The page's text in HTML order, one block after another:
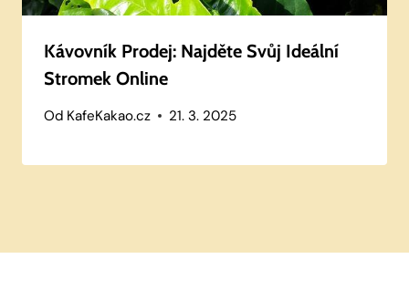
Kávovník Prodej: Najděte Svůj Ideální
Stromek Online
Od KafeKakao.cz 21. 3. 2025